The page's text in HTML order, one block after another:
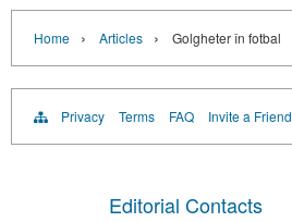
Home › Articles › Golgheter în fotbal
Privacy Terms FAQ Invite a Friend
Editorial Contacts